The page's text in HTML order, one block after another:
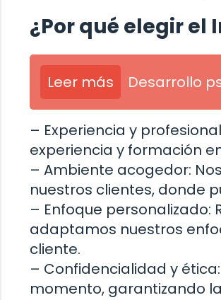
¿Por qué elegir el
Leer más Desarrollo
– Experiencia y
experiencia y formación
– Ambiente acogedor:
nuestros clientes, donde
– Enfoque personalizado:
adaptamos nuestros
cliente.
– Confidencialidad y
momento, garantizando